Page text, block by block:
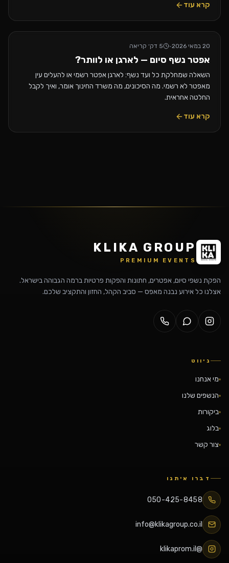
קרא עוד
20 במאי 2026 ·
5 דק׳ קריאה
אפטר נשף סיום — לארגן או לוותר?
השאלה שמחלקת כל ועד נשף: לארגן אפטר רשמי או להעלים עין
מאפטר לא רשמי. מה הסיכונים, מה משרד החינוך אומר, ואיך לקבל
החלטה אחראית.
קרא עוד
KLIKA GROUP
PREMIUM EVENTS
הפקת נשפי סיום, אפטרים, חתונות והפקות פרטיות ברמה הגבוהה בישראל.
אצלנו כל אירוע נבנה מאפס — סביב הקהל, החזון והתקציב שלכם.
ניווט
מי אנחנו
הנשפים שלנו
ביקורות
בלוג
צור קשר
דברו איתנו
050-425-8458
info@klikagroup.co.il
@klikaprom.il